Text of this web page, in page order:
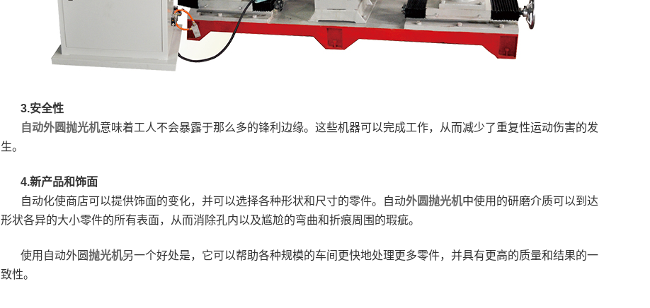
3.安全性
自动外圆抛光机意味着工人不会暴露于那么多的锋利边缘。这些机器可以完成工作，从而减少了重复性运动伤害的发
生。
4.新产品和饰面
自动化使商店可以提供饰面的变化，并可以选择各种形状和尺寸的零件。自动外圆抛光机中使用的研磨介质可以到达
形状各异的大小零件的所有表面，从而消除孔内以及尴尬的弯曲和折痕周围的瑕疵。
使用自动外圆抛光机另一个好处是，它可以帮助各种规模的车间更快地处理更多零件，并具有更高的质量和结果的一
致性。